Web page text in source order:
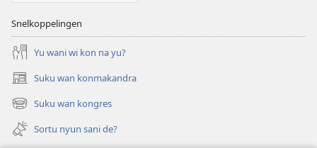
Snelkoppelingen
Yu wani wi kon na yu?
Suku wan konmakandra
(opent
nieuw
venster)
Suku wan kongres
(opent
nieuw
venster)
Sortu nyun sani de?